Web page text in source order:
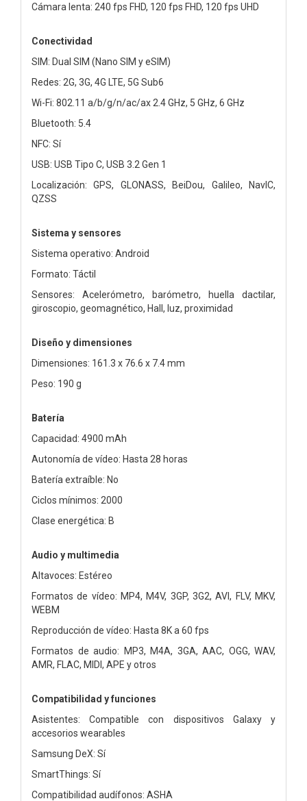
Cámara lenta: 240 fps FHD, 120 fps FHD, 120 fps UHD
Conectividad
SIM: Dual SIM (Nano SIM y eSIM)
Redes: 2G, 3G, 4G LTE, 5G Sub6
Wi-Fi: 802.11 a/b/g/n/ac/ax 2.4 GHz, 5 GHz, 6 GHz
Bluetooth: 5.4
NFC: Sí
USB: USB Tipo C, USB 3.2 Gen 1
Localización: GPS, GLONASS, BeiDou, Galileo, NavIC,
QZSS
Sistema y sensores
Sistema operativo: Android
Formato: Táctil
Sensores: Acelerómetro, barómetro, huella dactilar,
giroscopio, geomagnético, Hall, luz, proximidad
Diseño y dimensiones
Dimensiones: 161.3 x 76.6 x 7.4 mm
Peso: 190 g
Batería
Capacidad: 4900 mAh
Autonomía de vídeo: Hasta 28 horas
Batería extraíble: No
Ciclos mínimos: 2000
Clase energética: B
Audio y multimedia
Altavoces: Estéreo
Formatos de vídeo: MP4, M4V, 3GP, 3G2, AVI, FLV, MKV,
WEBM
Reproducción de vídeo: Hasta 8K a 60 fps
Formatos de audio: MP3, M4A, 3GA, AAC, OGG, WAV,
AMR, FLAC, MIDI, APE y otros
Compatibilidad y funciones
Asistentes: Compatible con dispositivos Galaxy y
accesorios wearables
Samsung DeX: Sí
SmartThings: Sí
Compatibilidad audífonos: ASHA